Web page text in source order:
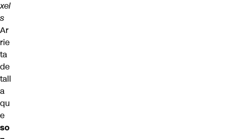
xel
s
Ar
rie
ta
de
tall
a
qu
e
so